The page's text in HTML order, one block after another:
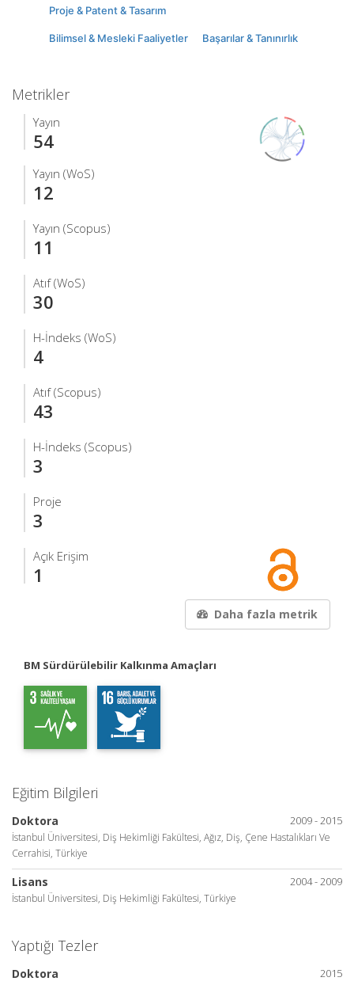
Proje & Patent & Tasarım
Bilimsel & Mesleki Faaliyetler Başarılar & Tanınırlık
Metrikler
Yayın
54
Yayın (WoS)
12
Yayın (Scopus)
11
Atıf (WoS)
30
H-İndeks (WoS)
4
Atıf (Scopus)
43
H-İndeks (Scopus)
3
Proje
3
Açık Erişim
1
Daha fazla metrik
BM Sürdürülebilir Kalkınma Amaçları
Eğitim Bilgileri
2009 - 2015
Doktora
İstanbul Üniversitesi, Diş Hekimliği Fakültesi, Ağız, Diş, Çene Hastalıkları Ve
Cerrahisi, Türkiye
2004 - 2009
Lisans
İstanbul Üniversitesi, Diş Hekimliği Fakültesi, Türkiye
Yaptığı Tezler
2015
Doktora